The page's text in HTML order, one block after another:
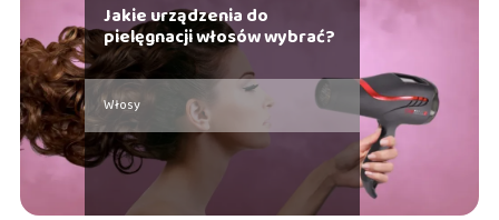
Jakie urządzenia do
pielęgnacji włosów wybrać?
Włosy